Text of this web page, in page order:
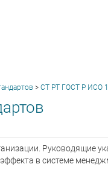
> СТ РТ ГОСТ Р ИСО
Руководящие
в системе